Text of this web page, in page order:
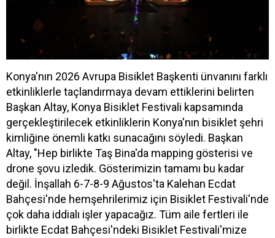
Konya'nın 2026 Avrupa Bisiklet Başkenti ünvanını farklı
etkinliklerle taçlandırmaya devam ettiklerini belirten
Başkan Altay, Konya Bisiklet Festivali kapsamında
gerçekleştirilecek etkinliklerin Konya'nın bisiklet şehri
kimliğine önemli katkı sunacağını söyledi. Başkan
Altay, "Hep birlikte Taş Bina'da mapping gösterisi ve
drone şovu izledik. Gösterimizin tamamı bu kadar
değil. İnşallah 6-7-8-9 Ağustos'ta Kalehan Ecdat
Bahçesi'nde hemşehrilerimiz için Bisiklet Festivali'nde
çok daha iddialı işler yapacağız. Tüm aile fertleri ile
birlikte Ecdat Bahçesi'ndeki Bisiklet Festivali'mize